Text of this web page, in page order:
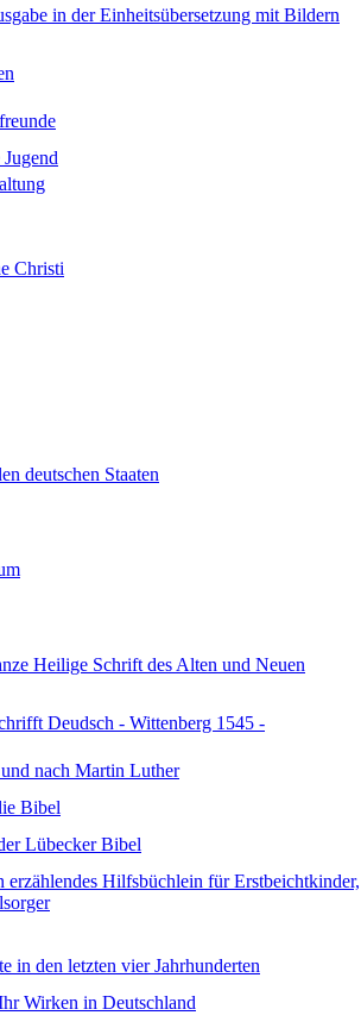
in der Einheitsübersetzung mit Bildern
Christi
deutschen Staaten
Heilige Schrift des Alten und Neuen
Deudsch - Wittenberg 1545 -
nach Martin Luther
Bibel
Lübecker Bibel
Hilfsbüchlein für Erstbeichtkinder,
in den letzten vier Jahrhunderten
Wirken in Deutschland